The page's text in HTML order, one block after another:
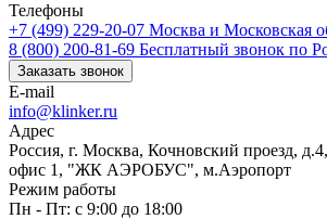
Телефоны
+7 (499) 229-20-07 Москва и Московская
8 (800) 200-81-69 Бесплатный звонок по
Заказать звонок
E-mail
info@klinker.ru
Адрес
Россия, г. Москва, Кочновский проезд,
офис 1, "ЖК АЭРОБУС", м.Аэропорт
Режим работы
Пн - Пт: с 9:00 до 18:00